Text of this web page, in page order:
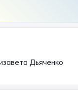
Дьяченко